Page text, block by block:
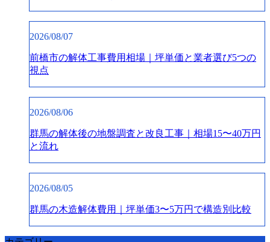
2026/08/07
前橋市の解体工事費用相場｜坪単価と業者選び5つの
視点
2026/08/06
群馬の解体後の地盤調査と改良工事｜相場15〜40万円
と流れ
2026/08/05
群馬の木造解体費用｜坪単価3〜5万円で構造別比較